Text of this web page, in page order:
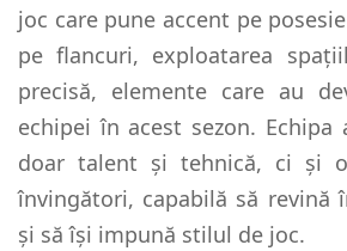
joc care pune accent pe
pe flancuri, exploatarea
precisă, elemente care au
echipei în acest sezon.
doar talent și tehnică, ci și
învingători, capabilă să revină
și să își impună stilul de joc.